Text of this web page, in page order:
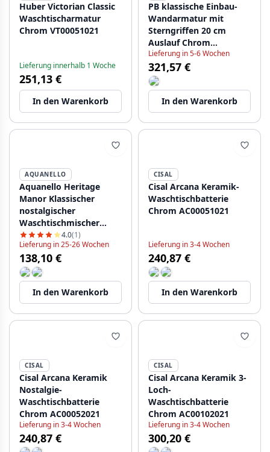
Huber Victorian Classic
Waschtischarmatur
Chrom VT00051021
Lieferung innerhalb 1 Woche
251,13 €
In den Warenkorb
PB klassische Einbau-
Wandarmatur mit
Sterngriffen 20 cm
Auslauf Chrom
1208855072
Lieferung in 5-6 Wochen
321,57 €
In den Warenkorb
AQUANELLO
Aquanello Heritage
Manor Klassischer
nostalgischer
Waschtischmischer
Bronze BN-1001-HM
4.0(1)
Lieferung in 25-26 Wochen
138,10 €
In den Warenkorb
CISAL
Cisal Arcana Keramik-
Waschtischbatterie
Chrom AC00051021
Lieferung in 3-4 Wochen
240,87 €
In den Warenkorb
CISAL
Cisal Arcana Keramik
Nostalgie-
Waschtischbatterie
Chrom AC00052021
Lieferung in 3-4 Wochen
240,87 €
CISAL
Cisal Arcana Keramik 3-
Loch-
Waschtischbatterie
Chrom AC00102021
Lieferung in 3-4 Wochen
300,20 €